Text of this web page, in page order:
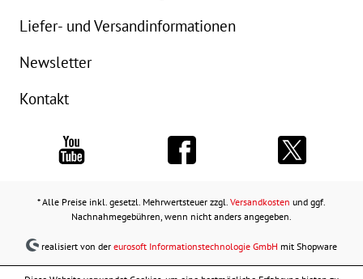
Liefer- und Versandinformationen
Newsletter
Kontakt
* Alle Preise inkl. gesetzl. Mehrwertsteuer zzgl. Versandkosten und ggf.
Nachnahmegebühren, wenn nicht anders angegeben.
realisiert von dereurosoft Informationstechnologie GmbH mit Shopware